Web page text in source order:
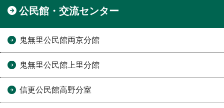
公民館・交流センター
鬼無里公民館両京分館
鬼無里公民館上里分館
信更公民館高野分室